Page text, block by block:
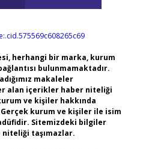
herhangi bir marka, kurum
bulunmamaktadır.
makaleler
alan içerikler haber niteliği
ve kişiler hakkında
Gerçek kurum ve kişiler ile isim
Sitemizdeki bilgiler
taşımazlar.